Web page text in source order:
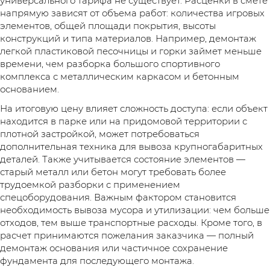
напрямую зависят от объема работ: количества игровых
элементов, общей площади покрытия, высоты
конструкций и типа материалов. Например, демонтаж
легкой пластиковой песочницы и горки займет меньше
времени, чем разборка большого спортивного
комплекса с металлическим каркасом и бетонным
основанием.
На итоговую цену влияет сложность доступа: если объект
находится в парке или на придомовой территории с
плотной застройкой, может потребоваться
дополнительная техника для вывоза крупногабаритных
деталей. Также учитывается состояние элементов —
старый металл или бетон могут требовать более
трудоемкой разборки с применением
спецоборудования. Важным фактором становится
необходимость вывоза мусора и утилизации: чем больше
отходов, тем выше транспортные расходы. Кроме того, в
расчет принимаются пожелания заказчика — полный
демонтаж основания или частичное сохранение
фундамента для последующего монтажа.